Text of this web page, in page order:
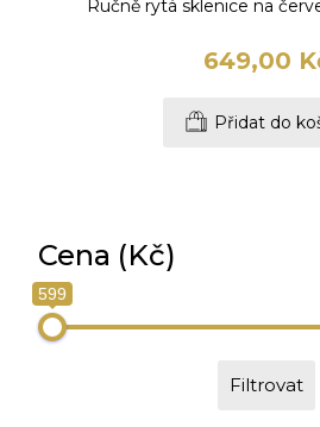
Ručně rytá sklenice na
649,00
Přidat do
Cena (Kč)
599
Filtrovat